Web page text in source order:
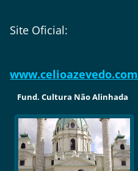
Site Oficial:
www.celioazevedo.com
Fund. Cultura Não Alinhada